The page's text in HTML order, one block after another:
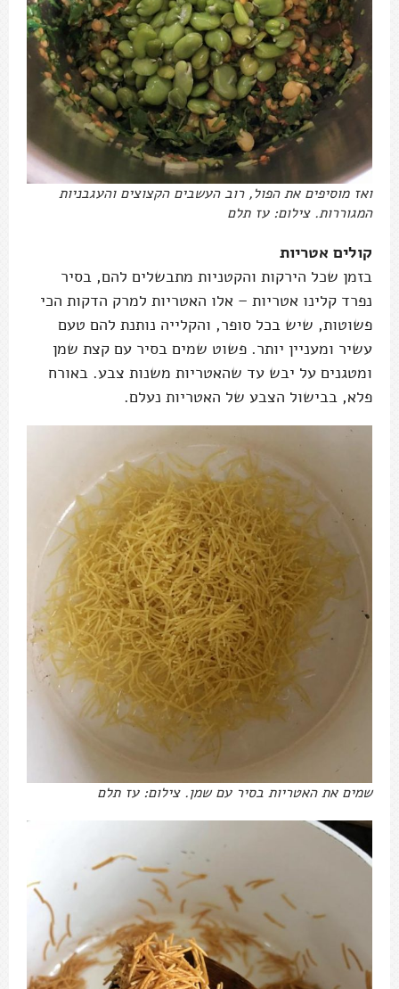
ואז מוסיפים את הפול, רוב העשבים הקצוצים והעגבניות
המגוררות. צילום: עז תלם
קולים אטריות
בזמן שכל הירקות והקטניות מתבשלים להם, בסיר
נפרד קלינו אטריות – אלו האטריות למרק הדקות הכי
פשוטות, שיש בכל סופר, והקלייה נותנת להם טעם
עשיר ומעניין יותר. פשוט שמים בסיר עם קצת שמן
ומטגנים על יבש עד שהאטריות משנות צבע. באורח
פלא, בבישול הצבע של האטריות נעלם.
שמים את האטריות בסיר עם שמן. צילום: עז תלם